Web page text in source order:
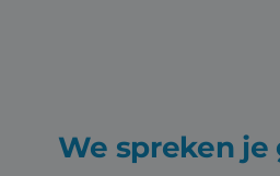
NieuwsWe spreken je